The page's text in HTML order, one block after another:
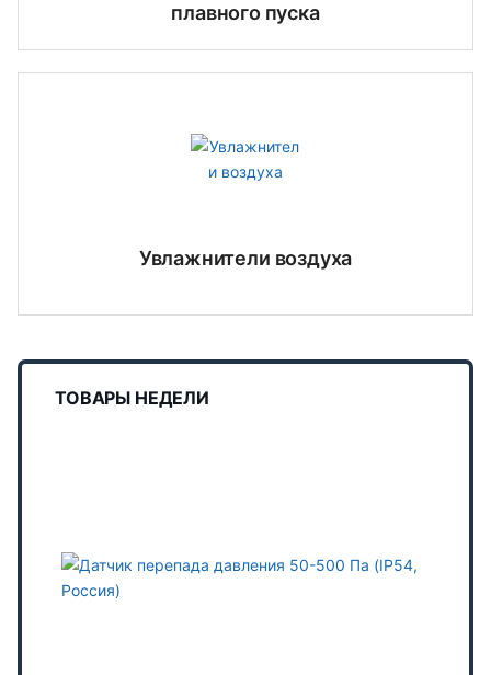
плавного пуска
Увлажнители воздуха
ТОВАРЫ НЕДЕЛИ